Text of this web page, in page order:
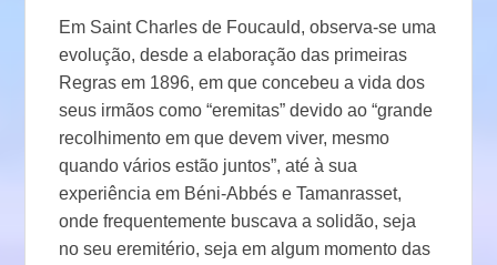
Em Saint Charles de Foucauld, observa-se uma
evolução, desde a elaboração das primeiras
Regras em 1896, em que concebeu a vida dos
seus irmãos como “eremitas” devido ao “grande
recolhimento em que devem viver, mesmo
quando vários estão juntos”, até à sua
experiência em Béni-Abbés e Tamanrasset,
onde frequentemente buscava a solidão, seja
no seu eremitério, seja em algum momento das